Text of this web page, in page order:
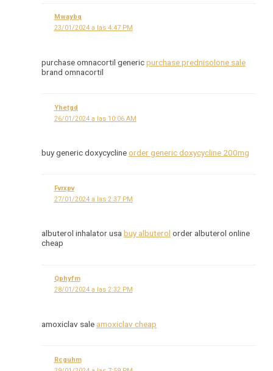
Mwaybq
23/01/2024 a las 4:47 PM
purchase omnacortil genericpurchase prednisolone sale
brand omnacortil
Yhetgd
26/01/2024 a las 10:06 AM
buy generic doxycyclineorder generic doxycycline 200mg
Fvrxpv
27/01/2024 a las 2:37 PM
albuterol inhalator usabuy albuterol order albuterol online
cheap
Qphyfm
28/01/2024 a las 2:32 PM
amoxiclav sale amoxiclav cheap
Rcguhm